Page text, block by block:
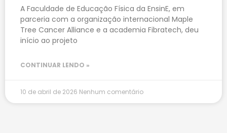
A Faculdade de Educação Física da EnsinE, em
parceria com a organização internacional Maple
Tree Cancer Alliance e a academia Fibratech, deu
início ao projeto
CONTINUAR LENDO »
10 de abril de 2026 Nenhum comentário